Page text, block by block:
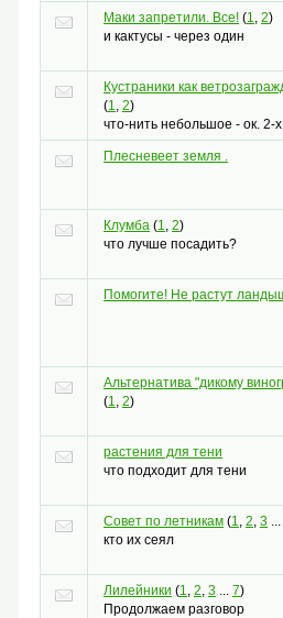
Маки запретили. Все! (1, 2)
и кактусы - через один
Кустраники как
(1, 2)
что-нить небольшое - ок. 2-
Плесневеет земля .
Клумба (1, 2)
что лучше посадить?
Помогите! Не растут
Альтернатива "дикому
(1, 2)
растения для тени
что подходит для тени
Совет по летникам (1, 2, 3 ...
кто их сеял
Лилейники (1, 2, 3 ... 7)
Продолжаем разговор